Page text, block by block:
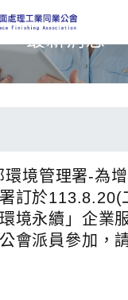
最新消息
環境管理署-為
訂於113.8.20(
境永續」企業
會派員參加，